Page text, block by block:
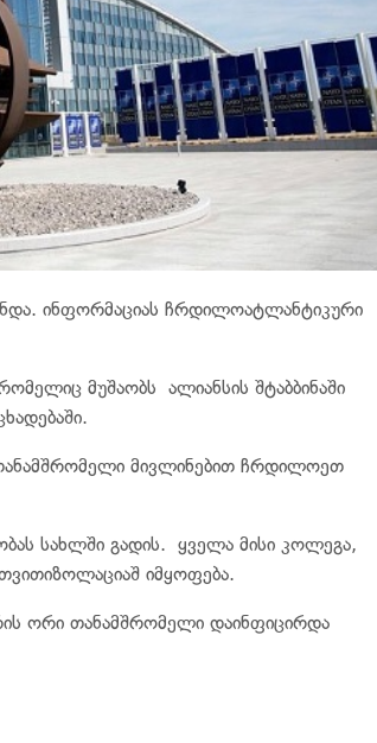
ინფორმაციას ჩრდილოატლანტიკური
მუშაობს ალიანსის შტაბბინაში
მივლინებით ჩრდილოეთ
სახლში გადის. ყველა მისი კოლეგა,
იმყოფება.
ორი თანამშრომელი დაინფიცირდა